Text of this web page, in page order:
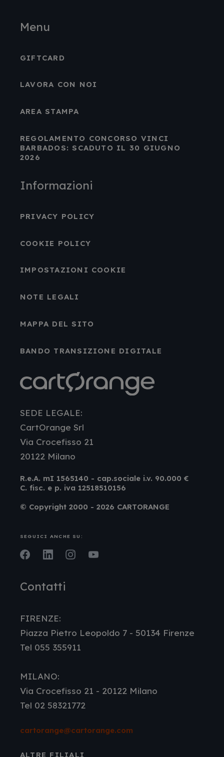
Menu
GIFTCARD
LAVORA CON NOI
AREA STAMPA
REGOLAMENTO CONCORSO VINCI
BARBADOS: SCADUTO IL 30 GIUGNO
2026
Informazioni
PRIVACY POLICY
COOKIE POLICY
IMPOSTAZIONI COOKIE
NOTE LEGALI
MAPPA DEL SITO
BANDO TRANSIZIONE DIGITALE
SEDE LEGALE:
CartOrange Srl
Via Crocefisso 21
20122 Milano
R.e.A. mI 1565140 - cap.sociale i.v. 90.000 €
C. fisc. e p. iva 12518510156
© Copyright 2000 - 2026 CARTORANGE
SEGUICI ANCHE SU:
Facebook
LinkedInInstagram
Contatti
FIRENZE:
Piazza Pietro Leopoldo 7 - 50134 Firenze
Tel 055 355911
MILANO:
Via Crocefisso 21 - 20122 Milano
Tel 02 58321772
cartorange@cartorange.com
ALTRE FILIALI